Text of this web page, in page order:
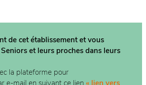
de cet établissement et vous
et leurs proches dans leurs
la plateforme pour
e-mail en suivant ce lien « lien vers